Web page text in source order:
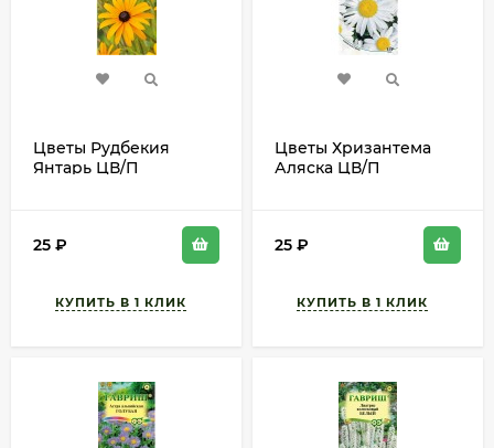
Цветы Рудбекия
Янтарь ЦВ/П
25 ₽
Цветы Хризантема
Аляска ЦВ/П
25 ₽